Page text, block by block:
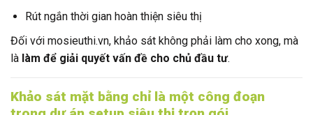
Rút ngắn thời gian hoàn thiện siêu thị
Đối với mosieuthi.vn, khảo sát không phải làm cho xong, mà
là làm để giải quyết vấn đề cho chủ đầu tư.
Khảo sát mặt bằng chỉ là một công đoạn